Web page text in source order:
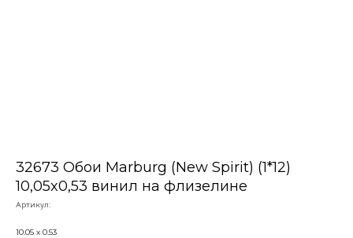
32673 Обои Marburg (New Spirit) (1*12)
10,05x0,53 винил на флизелине
Артикул:
10.05 х 0.53